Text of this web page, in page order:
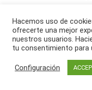
Hacemos uso de
ofrecerte una mejor
nuestros usuarios.
tu consentimiento para
Configuración